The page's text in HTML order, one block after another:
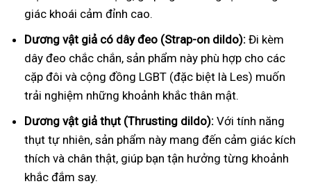
giác khoái cảm đỉnh cao.
Dương vật giả có dây đeo (Strap-on dildo): Đi kèm
dây đeo chắc chắn, sản phẩm này phù hợp cho các
cặp đôi và cộng đồng LGBT (đặc biệt là Les) muốn
trải nghiệm những khoảnh khắc thân mật.
Dương vật giả thụt (Thrusting dildo): Với tính năng
thụt tự nhiên, sản phẩm này mang đến cảm giác kích
thích và chân thật, giúp bạn tận hưởng từng khoảnh
khắc đắm say.